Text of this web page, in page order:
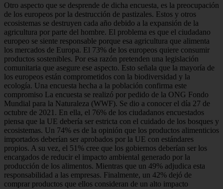
Otro aspecto que se desprende de dicha encuesta, es la preocupación
de los europeos por la destrucción de pastizales. Estos y otros
ecosistemas se destruyen cada año debido a la expansión de la
agricultura por parte del hombre. El problema es que el ciudadano
europeo se siente responsable porque esa agricultura que alimenta
los mercados de Europa. El 73% de los europeos quiere consumir
productos sostenibles. Por esa razón pretenden una legislación
comunitaria que asegure ese aspecto. Esto señala que la mayoría de
los europeos están comprometidos con la biodiversidad y la
ecología. Una encuesta hecha a la población confirma este
compromiso La encuesta se realizó por pedido de la ONG Fondo
Mundial para la Naturaleza (WWF). Se dio a conocer el día 27 de
octubre de 2021. En ella, el 76% de los ciudadanos encuestados
piensa que la UE debería ser estricta con el cuidado de los bosques y
ecosistemas. Un 74% es de la opinión que los productos alimenticios
importados deberían ser aprobados por la UE con estándares
propios. A su vez, el 51% cree que los gobiernos deberían ser los
encargados de reducir el impacto ambiental generado por la
producción de los alimentos. Mientras que un 49% adjudica esta
responsabilidad a las empresas. Finalmente, un 42% dejó de
comprar productos que ellos consideran de un alto impacto